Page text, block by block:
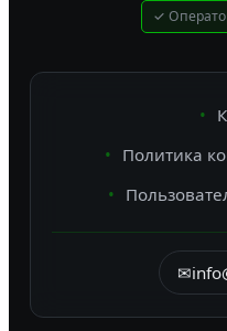
✓
Политика
✉